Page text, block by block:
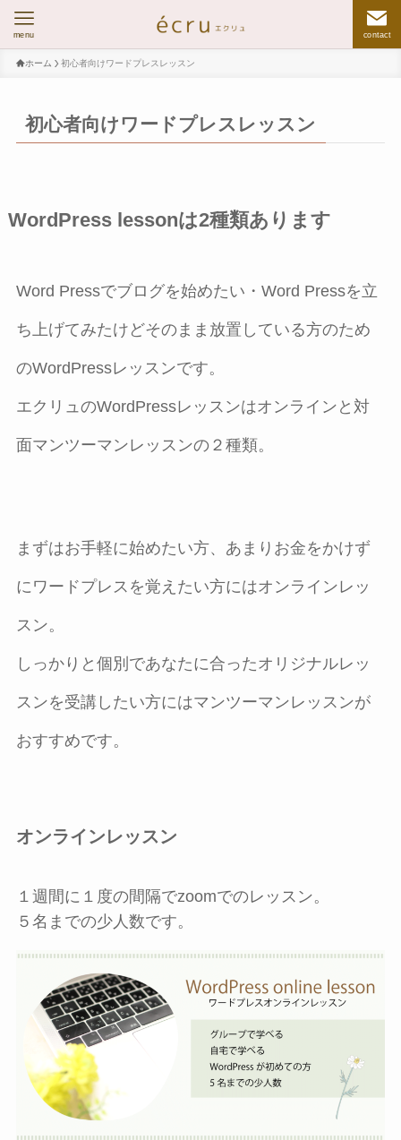
contact
menu
ホーム 初心者向けワードプレスレッスン
初心者向けワードプレスレッスン
WordPress lessonは2種類あります
Word Pressでブログを始めたい・Word Pressを立
ち上げてみたけどそのまま放置している方のため
のWordPressレッスンです。
エクリュのWordPressレッスンはオンラインと対
面マンツーマンレッスンの２種類。
まずはお手軽に始めたい方、あまりお金をかけず
にワードプレスを覚えたい方にはオンラインレッ
スン。
しっかりと個別であなたに合ったオリジナルレッ
スンを受講したい方にはマンツーマンレッスンが
おすすめです。
オンラインレッスン
１週間に１度の間隔でzoomでのレッスン。
５名までの少人数です。